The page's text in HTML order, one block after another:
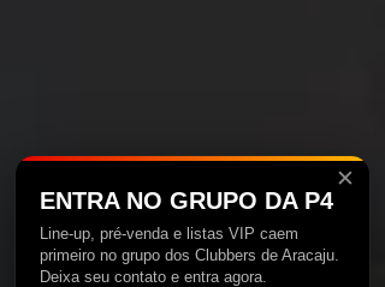
✕
ENTRA NO GRUPO DA P4
Line-up, pré-venda e listas VIP caem
primeiro no grupo dos Clubbers de Aracaju.
Deixa seu contato e entra agora.